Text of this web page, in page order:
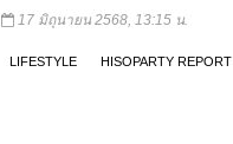
17 มิถุนายน 2568, 13:15 น.
LIFESTYLE HISOPARTY REPORT